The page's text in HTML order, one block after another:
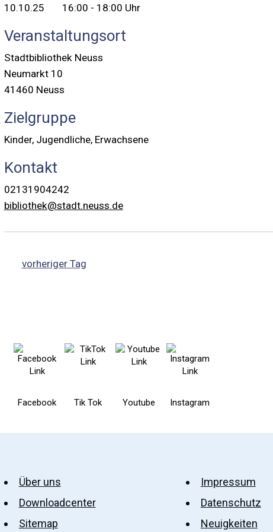
10.10.25 16:00 - 18:00 Uhr
Veranstaltungsort
Stadtbibliothek Neuss
Neumarkt 10
41460 Neuss
Zielgruppe
Kinder, Jugendliche, Erwachsene
Kontakt
02131904242
bibliothek@stadt.neuss.de
vorheriger Tag
Facebook Tik Tok Youtube Instagram
Über uns
Downloadcenter
Sitemap
Impressum
Datenschutz
Neuigkeiten